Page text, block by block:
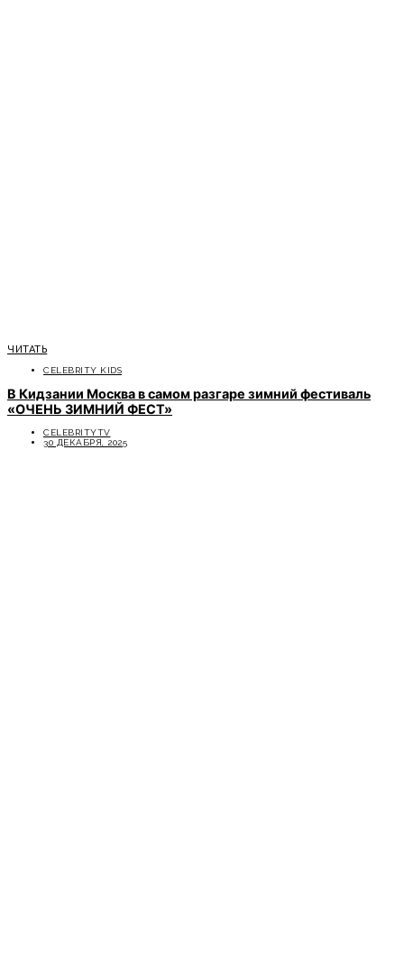
ЧИТАТЬ
CELEBRITY KIDS
В Кидзании Москва в самом разгаре зимний фестиваль
«ОЧЕНЬ ЗИМНИЙ ФЕСТ»
CELEBRITYTV
30 ДЕКАБРЯ, 2025